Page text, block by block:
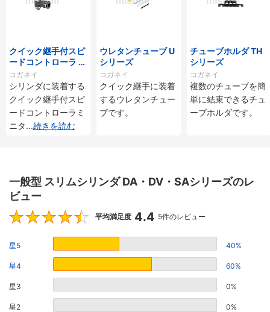
クイック継手付スピ
ードコントローラ ス
タンダードタイプ S
C□-M・SS□-Mシ
リーズ
コガネイ
シリンダに装着する
クイック継手付スピ
ードコントローラミ
ニタ...続きを読む
ウレタンチューブ U
シリーズ
コガネイ
クイック継手に装着
するウレタンチュー
ブです。
チューブホルダ TH
シリーズ
コガネイ
複数のチューブを簡
単に結束できるチュ
ーブホルダです。
一般型 スリムシリンダ DA・DV・SAシリーズのレ
ビュー
4.4
平均満足度 4.4 5件のレビュー
星5 40%
星4 60%
星3 0%
星2 0%